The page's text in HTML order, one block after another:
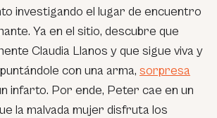
investigando el lugar de encuentro
Ya en el sitio, descubre que
Claudia Llanos y que sigue viva y
con una arma, sorpresa
infarto. Por ende, Peter cae en un
la malvada mujer disfruta los